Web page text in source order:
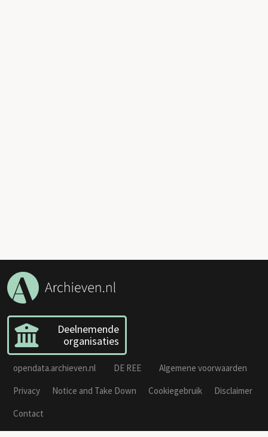
Deelnemende
organisaties
opendata.archieven.nl DE REE
Algemene voorwaarden
Privacy
Notice and Take Down Cookiegebruik
Disclaimer
Contact